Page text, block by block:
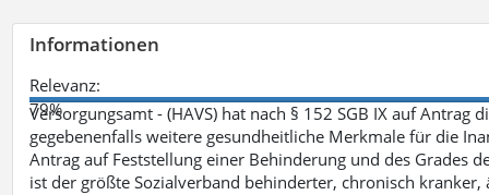
Informationen
Relevanz:
79%
Versorgungsamt - (HAVS) hat nach § 152 SGB IX auf
gegebenenfalls weitere gesundheitliche Merkmale für die
Antrag auf Feststellung einer Behinderung und des Grades
ist der größte Sozialverband behinderter, chronisch kranker,